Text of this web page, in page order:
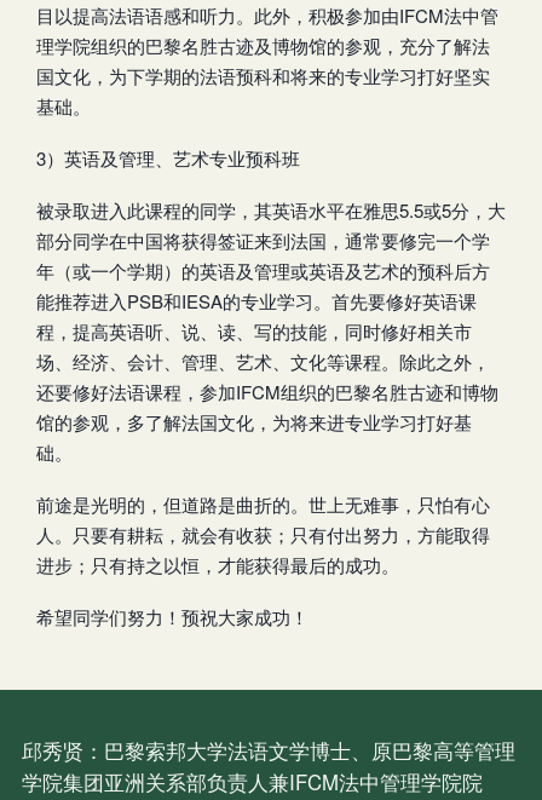
目以提高法语语感和听力。此外，积极参加由IFCM法中管
理学院组织的巴黎名胜古迹及博物馆的参观，充分了解法
国文化，为下学期的法语预科和将来的专业学习打好坚实
基础。
3）英语及管理、艺术专业预科班
被录取进入此课程的同学，其英语水平在雅思5.5或5分，大
部分同学在中国将获得签证来到法国，通常要修完一个学
年（或一个学期）的英语及管理或英语及艺术的预科后方
能推荐进入PSB和IESA的专业学习。首先要修好英语课
程，提高英语听、说、读、写的技能，同时修好相关市
场、经济、会计、管理、艺术、文化等课程。除此之外，
还要修好法语课程，参加IFCM组织的巴黎名胜古迹和博物
馆的参观，多了解法国文化，为将来进专业学习打好基
础。
前途是光明的，但道路是曲折的。世上无难事，只怕有心
人。只要有耕耘，就会有收获；只有付出努力，方能取得
进步；只有持之以恒，才能获得最后的成功。
希望同学们努力！预祝大家成功！
邱秀贤：巴黎索邦大学法语文学博士、原巴黎高等管理
学院集团亚洲关系部负责人兼IFCM法中管理学院院